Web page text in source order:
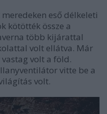
eső délkeleti
kötötték össze a
több kijárattal
volt ellátva. Már
volt a föld.
vitte be a
volt.